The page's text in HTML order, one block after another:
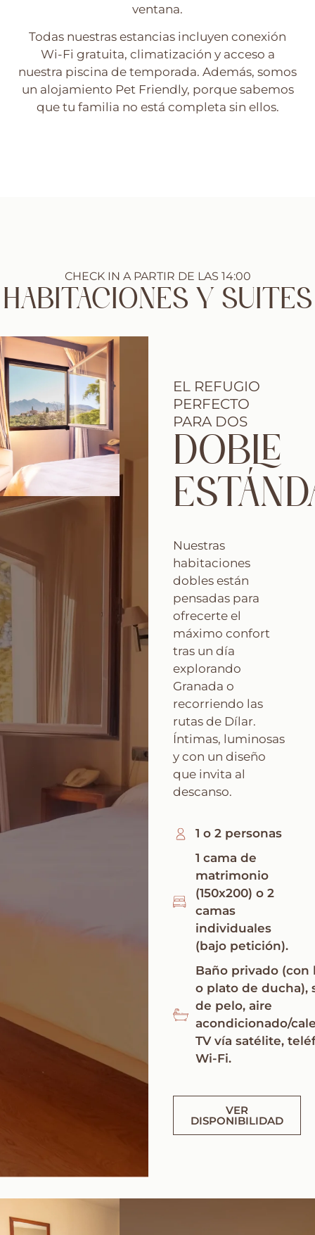
ventana.
Todas nuestras estancias incluyen conexión
Wi-Fi gratuita, climatización y acceso a
nuestra piscina de temporada. Además, somos
un alojamiento Pet Friendly, porque sabemos
que tu familia no está completa sin ellos.
CHECK IN A PARTIR DE LAS 14:00
HABITACIONES Y SUITES
EL REFUGIO
PERFECTO
PARA DOS
DOBLE
Nuestras
habitaciones
dobles están
pensadas para
ofrecerte el
máximo confort
tras un día
explorando
Granada o
recorriendo las
rutas de Dílar.
Íntimas, luminosas
y con un diseño
que invita al
descanso.
1 o 2 personas
1 cama de
matrimonio
(150x200) o 2
camas
individuales
(bajo petición).
Baño privado (con
o plato de ducha),
de pelo, aire
acondicionado/
TV vía satélite,
Wi-Fi.
VER
DISPONIBILIDAD